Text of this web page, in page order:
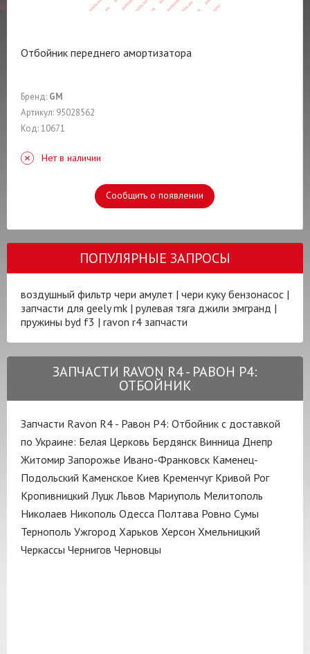
Отбойник переднего амортизатора
Бренд: GM
Артикул: 95028562
Код: 10671
Нет в наличии
Сообщить о появлении
ПОПУЛЯРНЫЕ ЗАПРОСЫ
воздушный фильтр чери амулет | чери куку бензонасос |
запчасти для geely mk | рулевая тяга джили эмгранд |
пружины byd f3 | ravon r4 запчасти
ЗАПЧАСТИ RAVON R4 - РАВОН Р4:
ОТБОЙНИК
Запчасти Ravon R4 - Равон Р4: Отбойник с доставкой
по Украине: Белая Церковь Бердянск Винница Днепр
Житомир Запорожье Ивано-Франковск Каменец-
Подольский Каменское Киев Кременчуг Кривой Рог
Кропивницкий Луцк Львов Мариуполь Мелитополь
Николаев Никополь Одесса Полтава Ровно Сумы
Тернополь Ужгород Харьков Херсон Хмельницкий
Черкассы Чернигов Черновцы